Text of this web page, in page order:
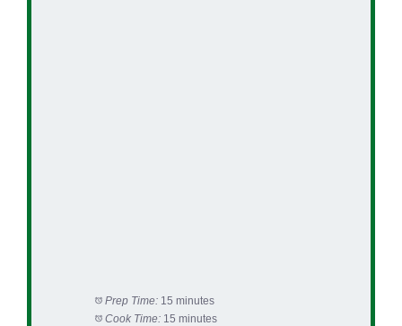
Prep Time: 15 minutes
Cook Time: 15 minutes